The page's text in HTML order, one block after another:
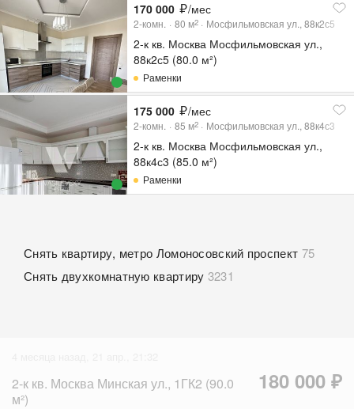
170 000 /мес
2-комн. 80 м2 Мосфильмовская ул., 88к2с5
2-к кв. Москва Мосфильмовская ул.,
88к2с5 (80.0 м²)
Раменки
175 000 /мес
2-комн. 85 м2 Мосфильмовская ул., 88к4с3
2-к кв. Москва Мосфильмовская ул.,
88к4с3 (85.0 м²)
Раменки
Снять квартиру, метро Ломоносовский проспект 75
Снять двухкомнатную квартиру 3231
2-к кв. Москва Минская ул., 1ГК2 (90.0
м²)
180 000 ₽